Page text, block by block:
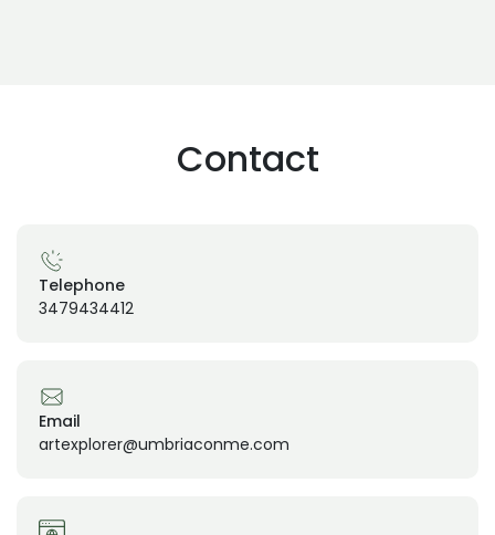
Contact
Telephone
3479434412
Email
artexplorer@umbriaconme.com